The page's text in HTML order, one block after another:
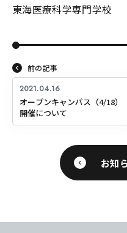
東海医療科学専門学校
前の記事
2021.04.16
オープンキャンパス（4/18）
開催について
お知